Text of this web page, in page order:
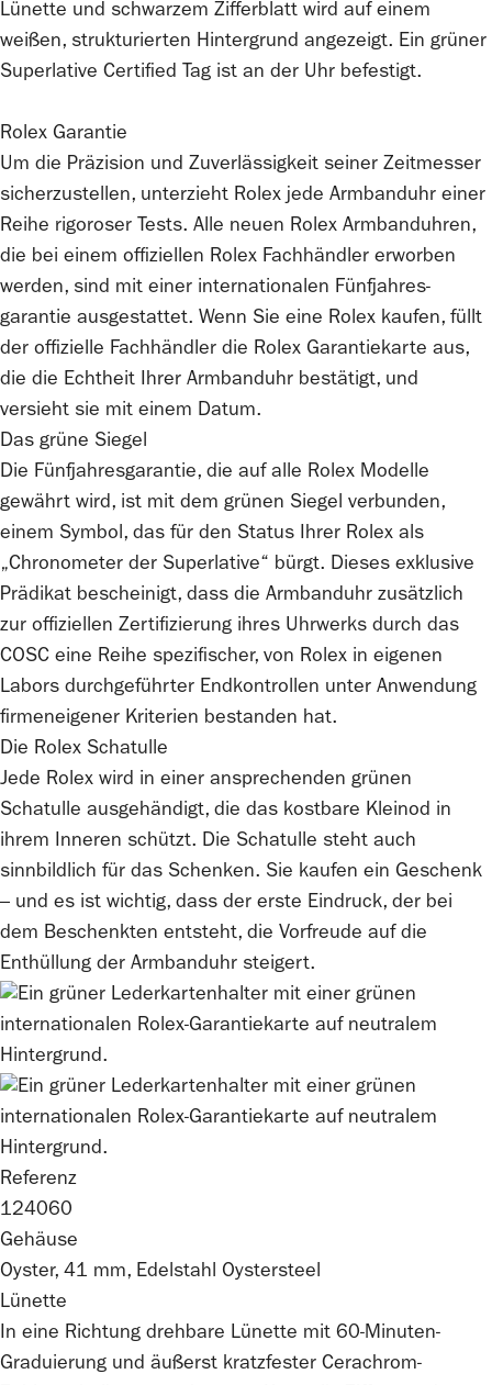
Rolex Garantie
Um die Präzision und Zuverlässigkeit seiner Zeitmesser
sicherzustellen, unterzieht Rolex jede Armbanduhr einer
Reihe rigoroser Tests. Alle neuen Rolex Armbanduhren,
die bei einem offiziellen Rolex Fachhändler erworben
werden, sind mit einer internationalen Fünfjahres­
garantie ausgestattet. Wenn Sie eine Rolex kaufen, füllt
der offizielle Fachhändler die Rolex Garantiekarte aus,
die die Echtheit Ihrer Armbanduhr bestätigt, und
versieht sie mit einem Datum.
Das grüne Siegel
Die Fünfjahresgarantie, die auf alle Rolex Modelle
gewährt wird, ist mit dem grünen Siegel verbunden,
einem Symbol, das für den Status Ihrer Rolex als
„Chronometer der Superlative“ bürgt. Dieses exklusive
Prädikat bescheinigt, dass die Armbanduhr zusätzlich
zur offiziellen Zertifizierung ihres Uhrwerks durch das
COSC eine Reihe spezifischer, von Rolex in eigenen
Labors durchgeführter Endkontrollen unter Anwendung
firmeneigener Kriterien bestanden hat.
Die Rolex Schatulle
Jede Rolex wird in einer ansprechenden grünen
Schatulle ausgehändigt, die das kostbare Kleinod in
ihrem Inneren schützt. Die Schatulle steht auch
sinnbildlich für das Schenken. Sie kaufen ein Geschenk
– und es ist wichtig, dass der erste Eindruck, der bei
dem Beschenkten entsteht, die Vorfreude auf die
Enthüllung der Armbanduhr steigert.
Referenz
124060
Gehäuse
Oyster, 41 mm, Edelstahl Oystersteel
Lünette
In eine Richtung drehbare Lünette mit 60-Minuten-
Graduierung und äußerst kratzfester Cerachrom-